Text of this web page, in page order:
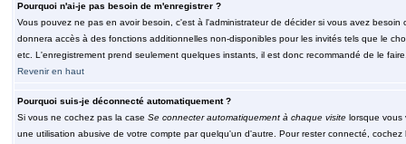
Pourquoi n'ai-je pas besoin de m'enregistrer ?
Vous pouvez ne pas en avoir besoin, c'est à l'administrateur de décider si vous avez
donnera accès à des fonctions additionnelles non-disponibles pour les invités tels que le
etc. L'enregistrement prend seulement quelques instants, il est donc recommandé de le
Revenir en haut
Pourquoi suis-je déconnecté automatiquement ?
Si vous ne cochez pas la case Se connecter automatiquement à chaque visitelorsque vous
une utilisation abusive de votre compte par quelqu'un d'autre. Pour rester connecté,